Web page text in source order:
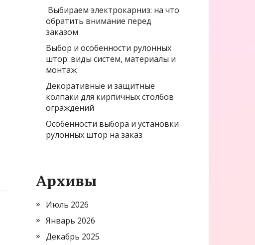
Выбираем электрокарниз: на что
обратить внимание перед
заказом
Выбор и особенности рулонных
штор: виды систем, материалы и
монтаж
Декоративные и защитные
колпаки для кирпичных столбов
ограждений
Особенности выбора и установки
рулонных штор на заказ
Архивы
Июль 2026
Январь 2026
Декабрь 2025